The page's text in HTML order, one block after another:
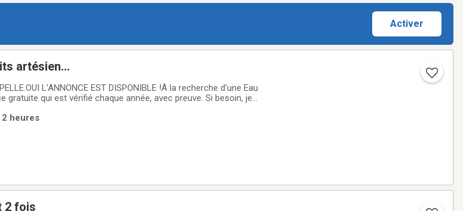
Activer
artésien...
L'ANNONCE EST DISPONIBLE !À la recherche d'une Eau
qui est vérifié chaque année, avec preuve. Si besoin, je
heures
2 fois